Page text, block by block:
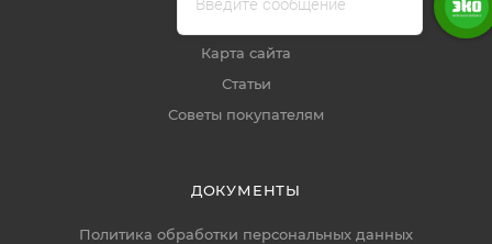
Карта сайта
Статьи
Советы покупателям
ДОКУМЕНТЫ
Политика обработки персональных данных